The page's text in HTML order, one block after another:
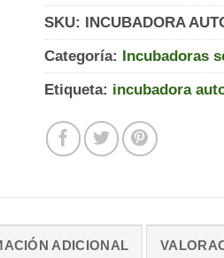
SKU: INCUBADORA
Categoría: Incubadoras
Etiqueta: incubadora
ADICIONAL